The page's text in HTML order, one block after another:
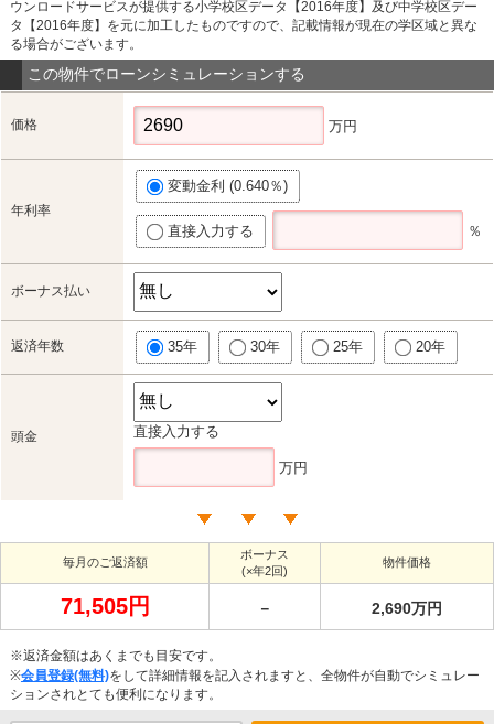
ウンロードサービスが提供する小学校区データ【2016年度】及び中学校区デー
タ【2016年度】を元に加工したものですので、記載情報が現在の学区域と異な
る場合がございます。
この物件でローンシミュレーションする
価格 万円
年利率
変動金利 (0.640％)
直接入力する ％
ボーナス払い
返済年数 35年 30年 25年 20年
頭金 直接入力する
万円
毎月のご返済額
ボーナス
(×年2回)
物件価格
71,505円 － 2,690万円
※返済金額はあくまでも目安です。
※会員登録(無料)をして詳細情報を記入されますと、全物件が自動でシミュレー
ションされとても便利になります。